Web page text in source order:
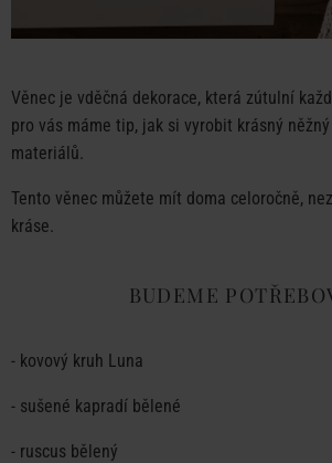
Věnec je vděčná dekorace, která zútulní
pro vás máme tip, jak si vyrobit krásný
materiálů.
Tento věnec můžete mít doma celoročně,
kráse.
BUDEME
- kovový kruh Luna
- sušené kapradí bělené
- ruscus bělený